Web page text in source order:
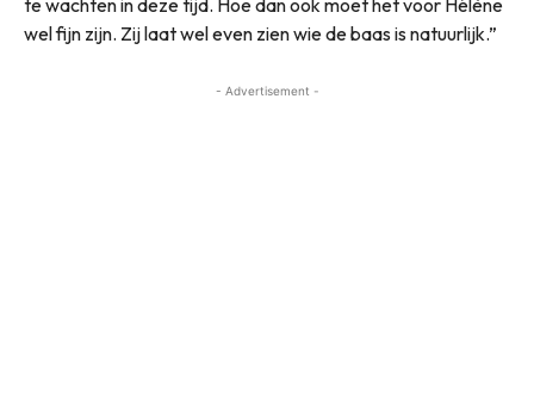
te wachten in deze tijd. Hoe dan ook moet het voor Hélène
wel fijn zijn. Zij laat wel even zien wie de baas is natuurlijk.”
- Advertisement -